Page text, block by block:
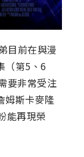
目前在與漫
（第5、6
要非常受注
姆斯卡麥隆
能再現榮